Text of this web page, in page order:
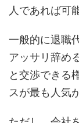
人であれば可
一般的に退職
アッサリ辞め
と交渉できる
スが最も人気